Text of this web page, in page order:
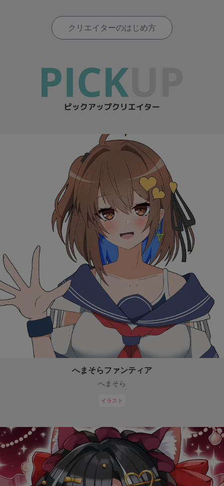
クリエイターのはじめ方
へまそらファンティア
へまそら
イラスト